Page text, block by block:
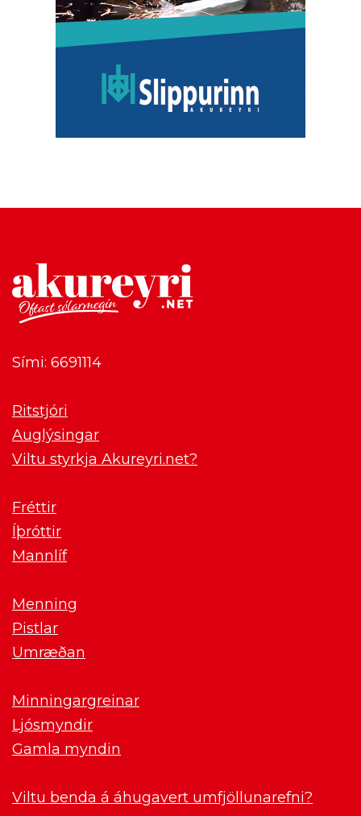
Sími: 6691114
Ritstjóri
Auglýsingar
Viltu styrkja Akureyri.net?
Fréttir
Íþróttir
Mannlíf
Menning
Pistlar
Umræðan
Minningargreinar
Ljósmyndir
Gamla myndin
Viltu benda á áhugavert umfjöllunarefni?